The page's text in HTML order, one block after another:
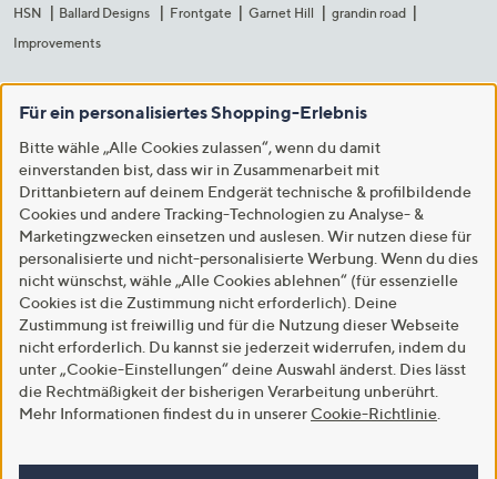
HSN
Ballard Designs Frontgate Garnet Hill
grandin road
Improvements
Für ein personalisiertes Shopping-Erlebnis
Bitte wähle „Alle Cookies zulassen“, wenn du damit
einverstanden bist, dass wir in Zusammenarbeit mit
Drittanbietern auf deinem Endgerät technische & profilbildende
Cookies und andere Tracking-Technologien zu Analyse- &
Marketingzwecken einsetzen und auslesen. Wir nutzen diese für
personalisierte und nicht-personalisierte Werbung. Wenn du dies
nicht wünschst, wähle „Alle Cookies ablehnen“ (für essenzielle
Cookies ist die Zustimmung nicht erforderlich). Deine
Zustimmung ist freiwillig und für die Nutzung dieser Webseite
nicht erforderlich. Du kannst sie jederzeit widerrufen, indem du
unter „Cookie-Einstellungen“ deine Auswahl änderst. Dies lässt
die Rechtmäßigkeit der bisherigen Verarbeitung unberührt.
Mehr Informationen findest du in unserer Cookie-Richtlinie